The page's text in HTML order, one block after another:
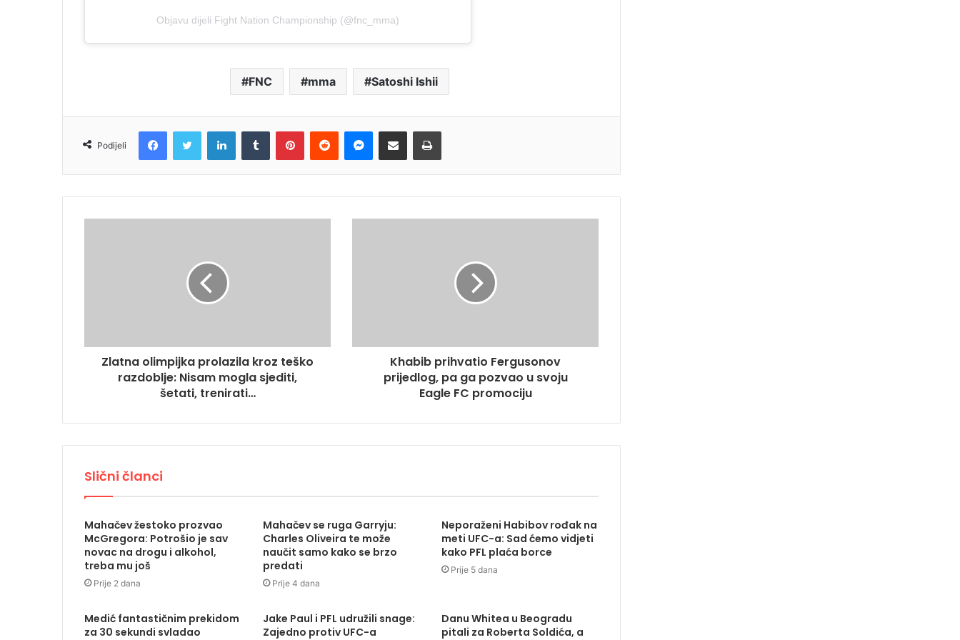
Objavu dijeli Fight Nation Championship (@fnc_mma)
FNC mma Satoshi Ishii
Podijeli
FacebookTwitter LinkedInTumblr PinterestReddit MessengerPodijeli e-mailom Ispis
Zlatna olimpijka prolazila kroz teško
razdoblje: Nisam mogla sjediti,
šetati, trenirati…
Khabib prihvatio Fergusonov
prijedlog, pa ga pozvao u svoju
Eagle FC promociju
Slični članci
Mahačev žestoko prozvao
McGregora: Potrošio je sav
novac na drogu i alkohol,
treba mu još
Prije 2 dana
Mahačev se ruga Garryju:
Charles Oliveira te može
naučit samo kako se brzo
predati
Prije 4 dana
Neporaženi Habibov rođak na
meti UFC-a: Sad ćemo vidjeti
kako PFL plaća borce
Prije 5 dana
Medić fantastičnim prekidom
za 30 sekundi svladao
Jake Paul i PFL udružili snage:
Zajedno protiv UFC-a
Danu Whitea u Beogradu
pitali za Roberta Soldića, a